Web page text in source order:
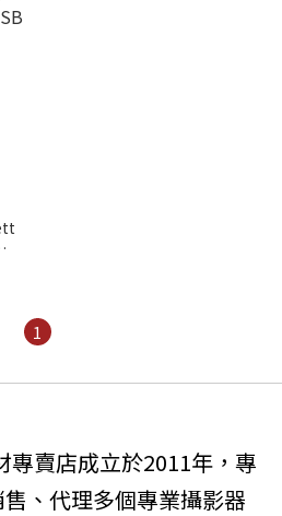
1
專賣店成立於2011年，專
、代理多個專業攝影器